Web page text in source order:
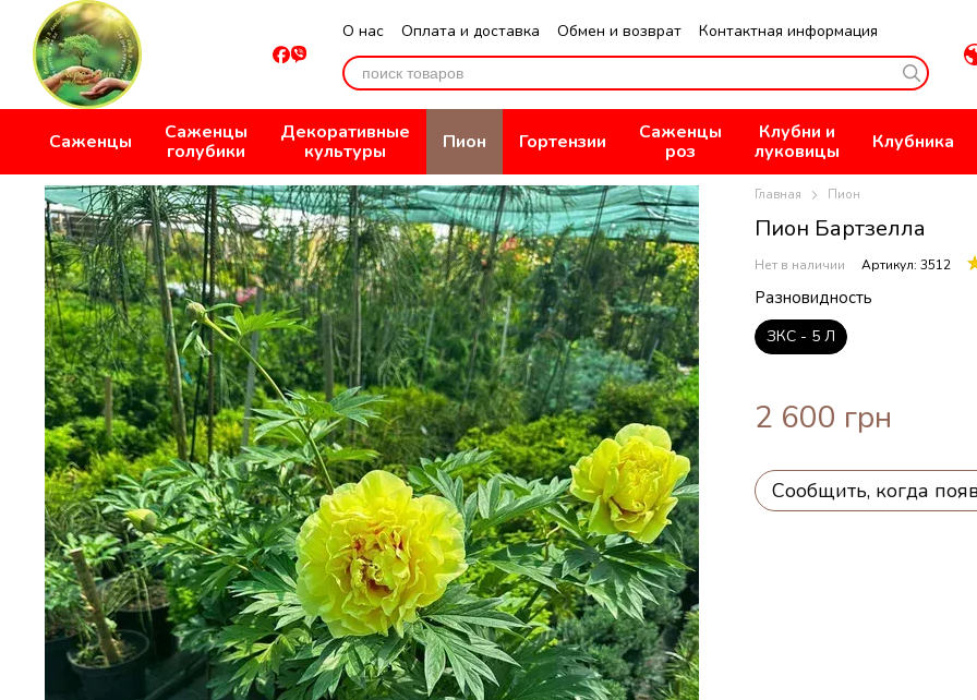
Перейти к основному контенту
О нас Оплата и доставка Обмен и возврат
Контактная информация
Отзывы о магазине
Публичная оферта Политика конфиденциальности
Саженцы
Саженцы
голубики
Декоративные
культуры
Пион Гортензии
Саженцы
роз
Клубни и
луковицы
Клубника
Главная Пион
Пион Бартзелла
Нет в наличии Артикул: 3512
Разновидность
ЗКС - 5 Л
2 600 грн
Сообщить, когда